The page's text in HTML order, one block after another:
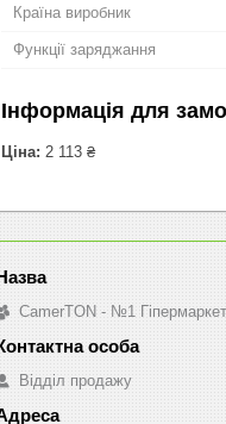
Країна виробник
Функції заряджання
Інформація для
Ціна: 2 113 ₴
CamerTON - №1 Гіпермаркет
Відділ продажу